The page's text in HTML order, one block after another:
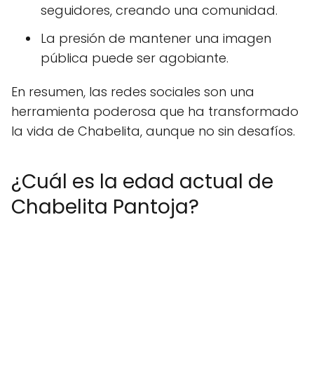
seguidores, creando una comunidad.
La presión de mantener una imagen
pública puede ser agobiante.
En resumen, las redes sociales son una
herramienta poderosa que ha transformado
la vida de Chabelita, aunque no sin desafíos.
¿Cuál es la edad actual de
Chabelita Pantoja?